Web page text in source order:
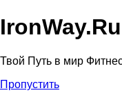
IronWay.Ru
Твой Путь в мир
Пропустить